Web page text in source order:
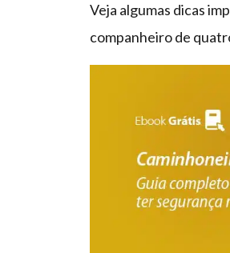
Veja algumas dicas
companheiro de